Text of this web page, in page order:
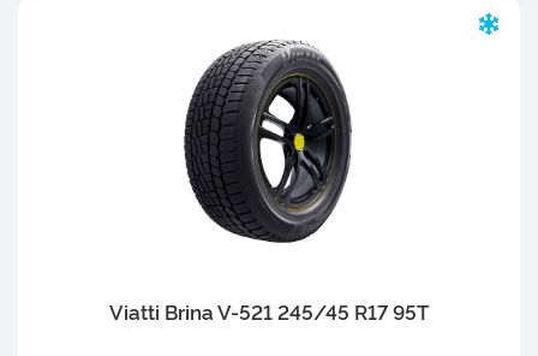
Viatti Brina V-521 245/45 R17 95T